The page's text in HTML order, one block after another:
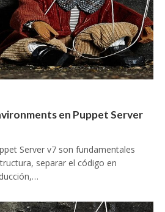
en Puppet Server
Server v7 son fundamentales
separar el código en